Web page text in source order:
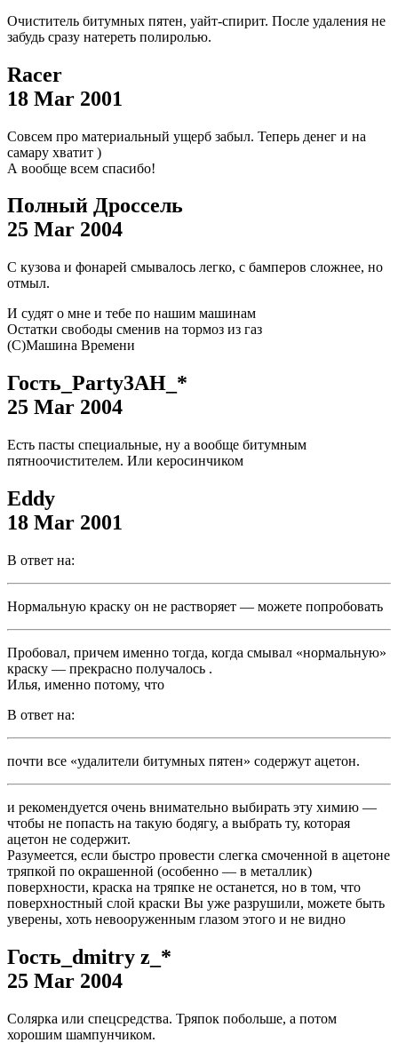
Очиститель битумных пятен, уайт-спирит. После удаления не
забудь сразу натереть полиролью.
Racer
18 Mar 2001
Совсем про материальный ущерб забыл. Теперь денег и на
самару хватит )
А вообще всем спасибо!
Полный Дроссель
25 Mar 2004
С кузова и фонарей смывалось легко, с бамперов сложнее, но
отмыл.
И судят о мне и тебе по нашим машинам
Остатки свободы сменив на тормоз из газ
(С)Машина Времени
Гость_Party3AH_*
25 Mar 2004
Есть пасты специальные, ну а вообще битумным
пятноочистителем. Или керосинчиком
Eddy
18 Mar 2001
В ответ на:
Нормальную краску он не растворяет — можете попробовать
Пробовал, причем именно тогда, когда смывал «нормальную»
краску — прекрасно получалось .
Илья, именно потому, что
В ответ на:
почти все «удалители битумных пятен» содержут ацетон.
и рекомендуется очень внимательно выбирать эту химию —
чтобы не попасть на такую бодягу, а выбрать ту, которая
ацетон не содержит.
Разумеется, если быстро провести слегка смоченной в ацетоне
тряпкой по окрашенной (особенно — в металлик)
поверхности, краска на тряпке не останется, но в том, что
поверхностный слой краски Вы уже разрушили, можете быть
уверены, хоть невооруженным глазом этого и не видно
Гость_dmitry z_*
25 Mar 2004
Солярка или спецсредства. Тряпок побольше, а потом
хорошим шампунчиком.